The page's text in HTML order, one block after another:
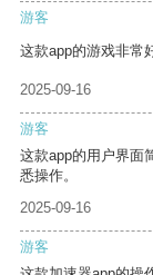
游客
这款app的游戏非常
2025-09-16
游客
这款app的用户界面
悉操作。
2025-09-16
游客